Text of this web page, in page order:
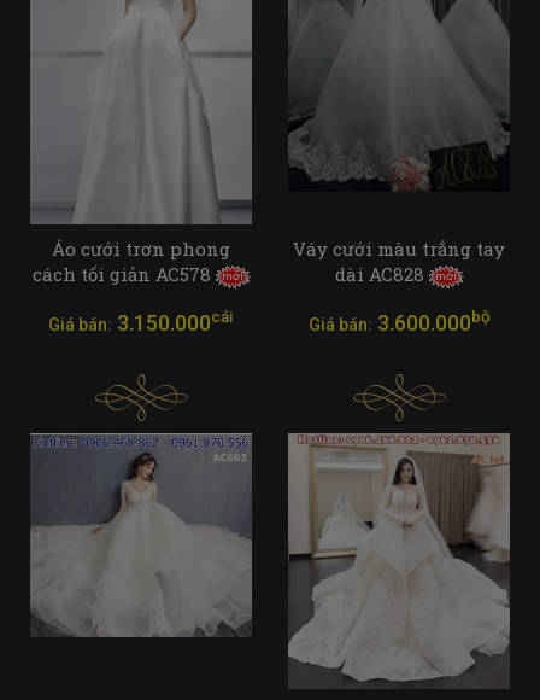
Áo cưới trơn phong
cách tối giản AC578
Giá bán: 3.150.000cái
Váy cưới màu trắng tay
dài AC828
Giá bán: 3.600.000bộ